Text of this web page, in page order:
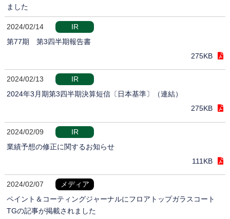
ました
2024/02/14
IR
第77期 第3四半期報告書
275KB
2024/02/13
IR
2024年3月期第3四半期決算短信〔日本基準〕（連結）
275KB
2024/02/09
IR
業績予想の修正に関するお知らせ
111KB
2024/02/07
メディア
ペイント＆コーティングジャーナルにフロアトップガラスコート
TGの記事が掲載されました